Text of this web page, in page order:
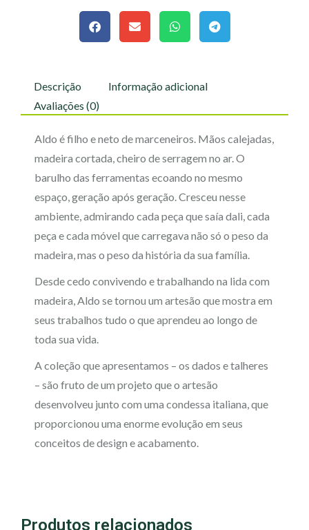
Descrição
Informação adicional
Avaliações (0)
Aldo é filho e neto de marceneiros. Mãos calejadas,
madeira cortada, cheiro de serragem no ar. O
barulho das ferramentas ecoando no mesmo
espaço, geração após geração. Cresceu nesse
ambiente, admirando cada peça que saía dali, cada
peça e cada móvel que carregava não só o peso da
madeira, mas o peso da história da sua família.
Desde cedo convivendo e trabalhando na lida com
madeira, Aldo se tornou um artesão que mostra em
seus trabalhos tudo o que aprendeu ao longo de
toda sua vida.
A coleção que apresentamos – os dados e talheres
– são fruto de um projeto que o artesão
desenvolveu junto com uma condessa italiana, que
proporcionou uma enorme evolução em seus
conceitos de design e acabamento.
Produtos relacionados